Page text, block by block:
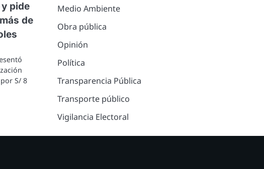
pide
de
S/ 8
Medio Ambiente
Obra pública
Opinión
Política
Transparencia Pública
Transporte público
Vigilancia Electoral